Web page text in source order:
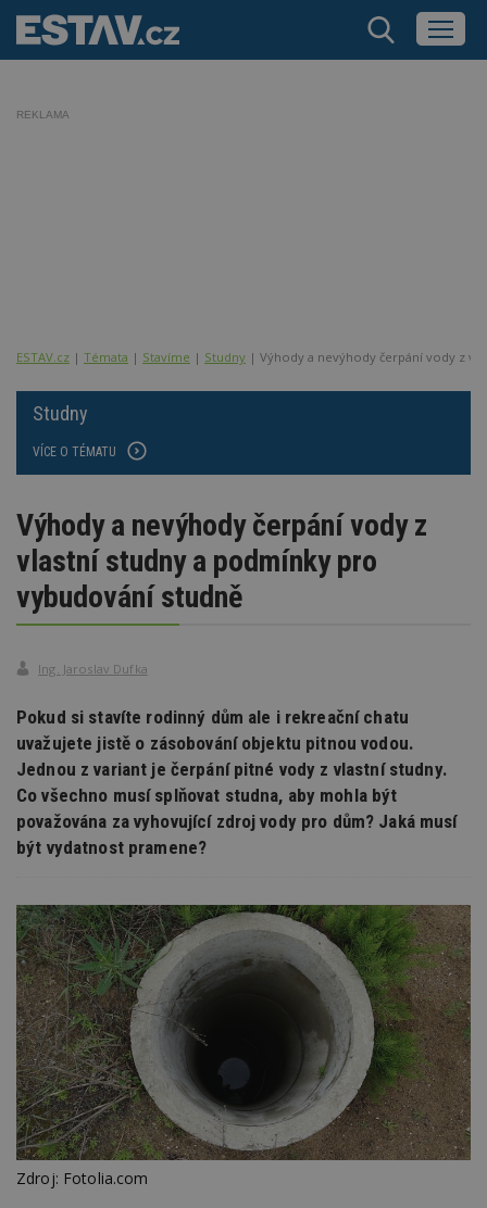
REKLAMA
ESTAV.cz Témata Stavíme Studny Výhody a nevýhody čerpání vody z
Studny
VÍCE O TÉMATU
Výhody a nevýhody čerpání vody z
vlastní studny a podmínky pro
vybudování studně
Ing. Jaroslav Dufka
Pokud si stavíte rodinný dům ale i rekreační chatu
uvažujete jistě o zásobování objektu pitnou vodou.
Jednou z variant je čerpání pitné vody z vlastní studny.
Co všechno musí splňovat studna, aby mohla být
považována za vyhovující zdroj vody pro dům? Jaká musí
být vydatnost pramene?
Zdroj: Fotolia.com